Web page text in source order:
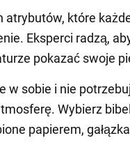
które
Eksperci radzą,
pokazać swoje
w sobie i nie
Wybierz
papierem,